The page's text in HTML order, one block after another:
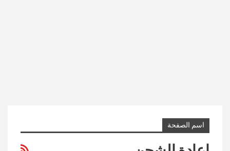
اسم الصفحة